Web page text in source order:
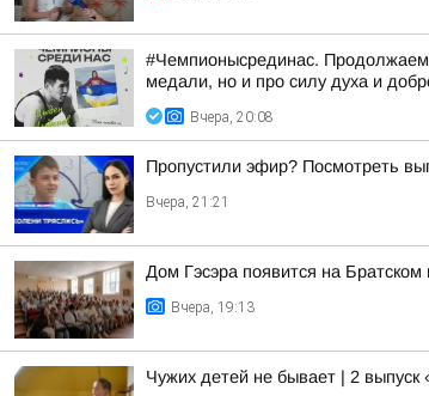
#Чемпионысрединас. Продолжаем
медали, но и про силу духа и
Вчера, 20:08
Пропустили эфир? Посмотреть
Вчера, 21:21
Дом Гэсэра появится на Братском
Вчера, 19:13
Чужих детей не бывает | 2 выпуск